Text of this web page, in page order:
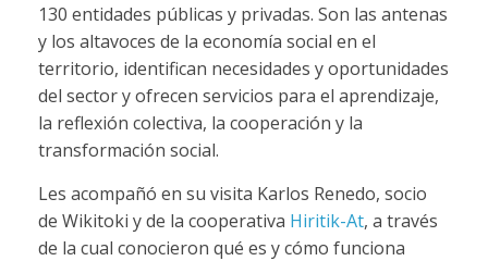
130 entidades públicas y privadas. Son las antenas
y los altavoces de la economía social en el
territorio, identifican necesidades y oportunidades
del sector y ofrecen servicios para el aprendizaje,
la reflexión colectiva, la cooperación y la
transformación social.
Les acompañó en su visita Karlos Renedo, socio
de Wikitoki y de la cooperativa Hiritik-At, a través
de la cual conocieron qué es y cómo funciona